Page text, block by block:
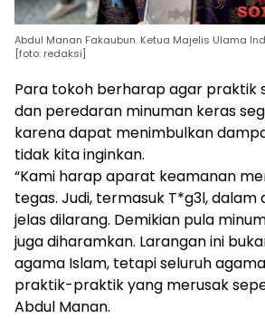
Abdul Manan Fakaubun. Ketua Majelis Ulama
[foto: redaksi]
Para tokoh berharap agar praktik
dan peredaran minuman keras
karena dapat menimbulkan
tidak kita inginkan.
“Kami harap aparat keamanan
tegas. Judi, termasuk T*g3l, dalam
jelas dilarang. Demikian pula
juga diharamkan. Larangan ini
agama Islam, tetapi seluruh
praktik-praktik yang merusak
Abdul Manan.